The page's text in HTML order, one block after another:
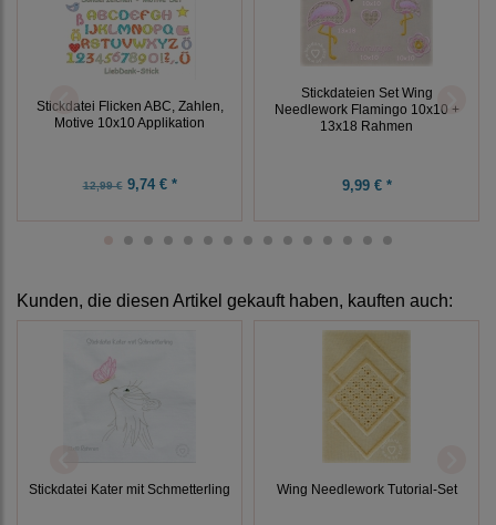
Stickdatei Flicken ABC, Zahlen,
Motive 10x10 Applikation
12,99 €9,74 € *
Stickdateien Set Wing
Needlework Flamingo 10x10 +
13x18 Rahmen
9,99 € *
Kunden, die diesen Artikel gekauft haben, kauften auch:
Stickdatei Kater mit Schmetterling Wing Needlework Tutorial-Set